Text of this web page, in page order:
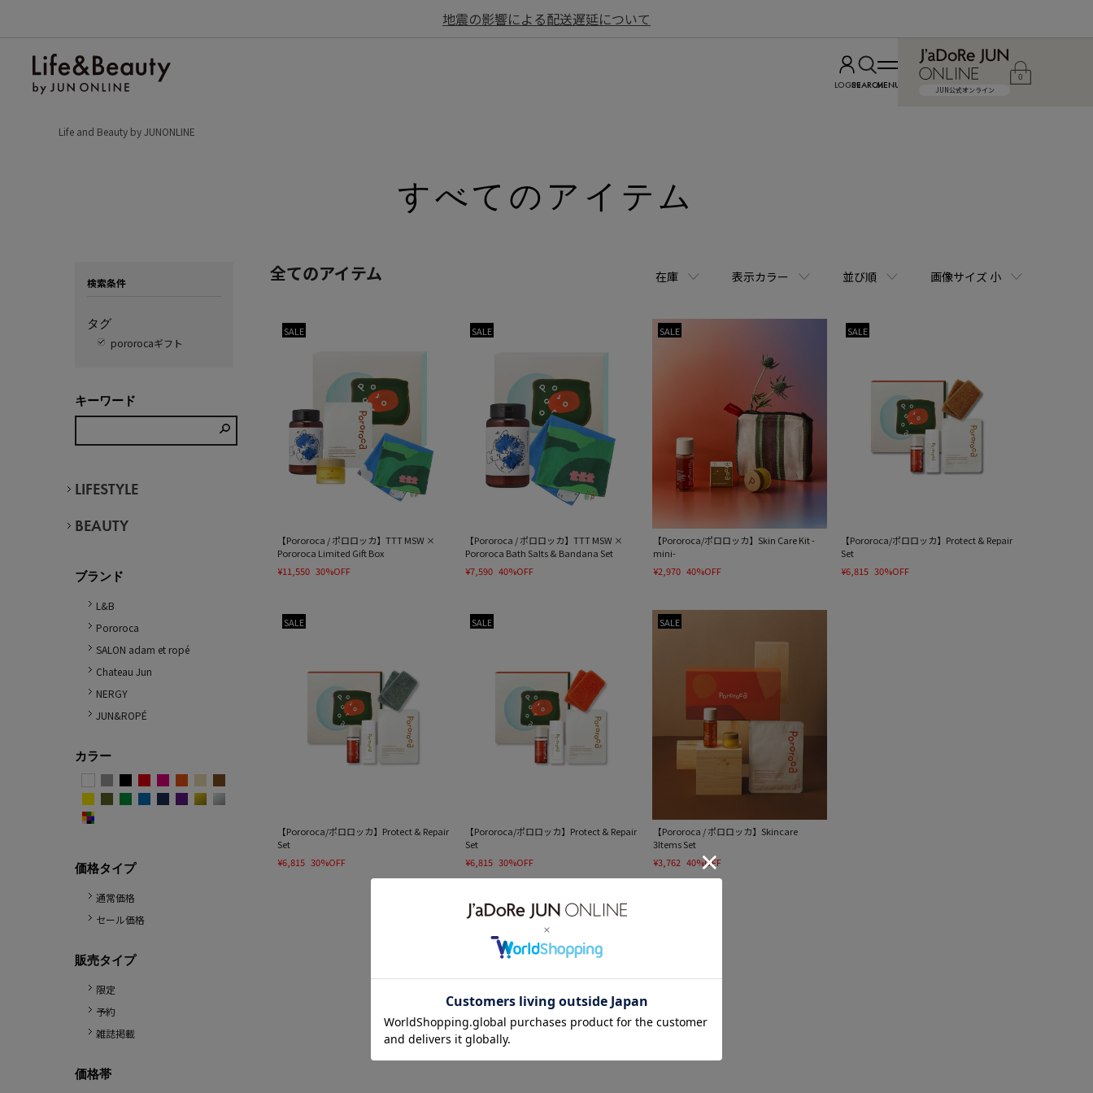
地震の影響による配送遅延について
LOGINSEARCHMENU JUN公式オンライン
0
Life and Beauty by JUNONLINE
すべてのアイテム
検索条件
タグ
pororocaギフト
キーワード
LIFESTYLE
BEAUTY
ブランド
L&B
Pororoca
SALON adam et ropé
Chateau Jun
NERGY
JUN&ROPÉ
カラー
価格タイプ
通常価格
セール価格
販売タイプ
限定
予約
雑誌掲載
価格帯
全てのアイテム 在庫 表示カラー 並び順 画像サイズ 小
SALE
【Pororoca / ポロロッカ】TTT MSW ×
Pororoca Limited Gift Box
¥11,550 30%OFF
SALE
【Pororoca / ポロロッカ】TTT MSW ×
Pororoca Bath Salts & Bandana Set
¥7,590 40%OFF
SALE
【Pororoca/ポロロッカ】Skin Care Kit -
mini-
¥2,970 40%OFF
SALE
【Pororoca/ポロロッカ】Protect & Repair
Set
¥6,815 30%OFF
SALE
【Pororoca/ポロロッカ】Protect & Repair
Set
¥6,815 30%OFF
SALE
【Pororoca/ポロロッカ】Protect & Repair
Set
¥6,815 30%OFF
SALE
【Pororoca / ポロロッカ】Skincare
3Items Set
¥3,762 40%OFF